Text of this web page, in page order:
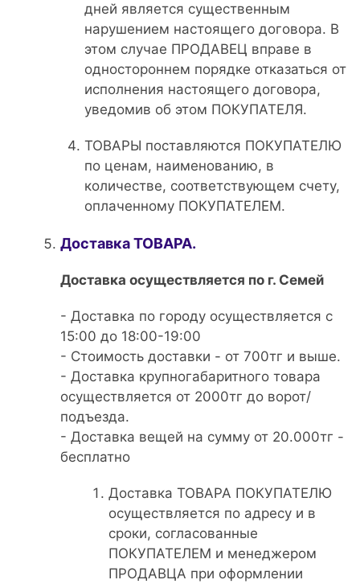
дней является существенным
нарушением настоящего договора. В
этом случае ПРОДАВЕЦ вправе в
одностороннем порядке отказаться от
исполнения настоящего договора,
уведомив об этом ПОКУПАТЕЛЯ.
ТОВАРЫ поставляются ПОКУПАТЕЛЮ
по ценам, наименованию, в
количестве, соответствующем счету,
оплаченному ПОКУПАТЕЛЕМ.
Доставка ТОВАРА.
Доставка осуществляется по г. Семей
- Доставка по городу осуществляется с
15:00 до 18:00-19:00
- Стоимость доставки - от 700тг и выше.
- Доставка крупногабаритного товара
осуществляется от 2000тг до ворот/
подъезда.
- Доставка вещей на сумму от 20.000тг -
бесплатно
Доставка ТОВАРА ПОКУПАТЕЛЮ
осуществляется по адресу и в
сроки, согласованные
ПОКУПАТЕЛЕМ и менеджером
ПРОДАВЦА при оформлении